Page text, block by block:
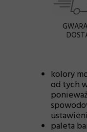
kolory
od tych
paleta